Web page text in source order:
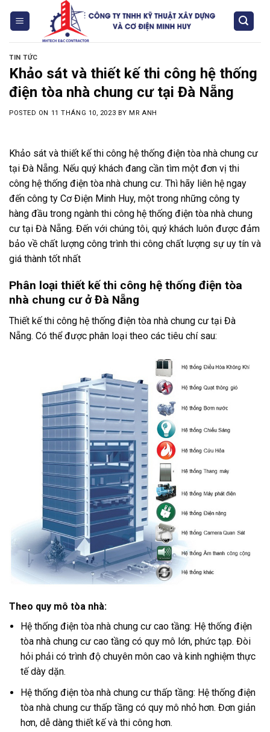
TIN TỨC
Khảo sát và thiết kế thi công hệ thống
điện tòa nhà chung cư tại Đà Nẵng
POSTED ON 11 THÁNG 10, 2023 BYMR ANH
Khảo sát và thiết kế thi công hệ thống điện tòa nhà chung cư
tại Đà Nẵng. Nếu quý khách đang cần tìm một đơn vị thi
công hệ thống điện tòa nhà chung cư. Thì hãy liên hệ ngay
đến công ty Cơ Điện Minh Huy, một trong những công ty
hàng đầu trong ngành thi công hệ thống điện tòa nhà chung
cư tại Đà Nẵng. Đến với chúng tôi, quý khách luôn được đảm
bảo về chất lượng công trình thi công chất lượng sự uy tín và
giá thành tốt nhất
Phân loại thiết kế thi công hệ thống điện tòa
nhà chung cư ở Đà Nẵng
Thiết kế thi công hệ thống điện tòa nhà chung cư tại Đà
Nẵng. Có thể được phân loại theo các tiêu chí sau:
Theo quy mô tòa nhà:
Hệ thống điện tòa nhà chung cư cao tầng: Hệ thống điện
tòa nhà chung cư cao tầng có quy mô lớn, phức tạp. Đòi
hỏi phải có trình độ chuyên môn cao và kinh nghiệm thực
tế dày dặn.
Hệ thống điện tòa nhà chung cư thấp tầng: Hệ thống điện
tòa nhà chung cư thấp tầng có quy mô nhỏ hơn. Đơn giản
hơn, dễ dàng thiết kế và thi công hơn.